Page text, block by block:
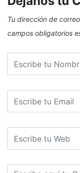
Tu dirección de
campos obligatorios